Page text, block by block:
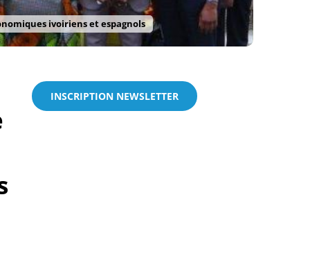
ivoiriens et espagnols
INSCRIPTION NEWSLETTER